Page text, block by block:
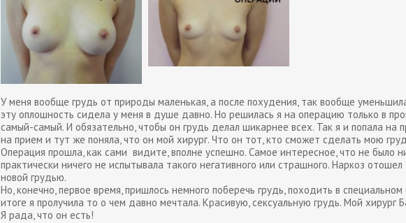
У меня вообще грудь от природы маленькая, а после похудения, так вообще
эту оплошность сидела у меня в душе давно. Но решилась я на операцию только в
самый-самый. И обязательно, чтобы он грудь делал шикарнее всех. Так я и попала на
на прием и тут же поняла, что он мой хирург. Что он тот, кто сможет сделать мою
Операция прошла, как сами видите, вполне успешно. Самое интересное, что не было
практически ничего не испытывала такого негативного или страшного. Наркоз
новой грудью.
Но, конечно, первое время, пришлось немного поберечь грудь, походить в специальном
итоге я пролучила то о чем давно мечтала. Красивую, сексуальную грудь. Мой хирург
Я рада, что он есть!